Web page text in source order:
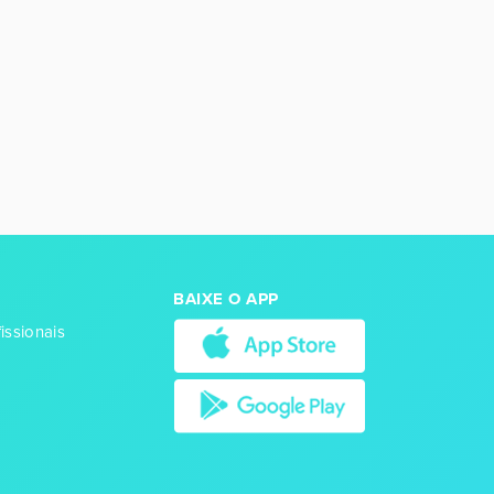
BAIXE O APP